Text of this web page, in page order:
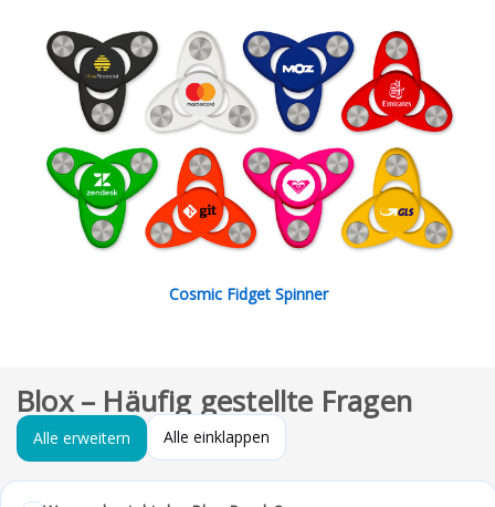
Cosmic Fidget Spinner
Blox – Häufig gestellte Fragen
Alle erweitern Alle einklappen